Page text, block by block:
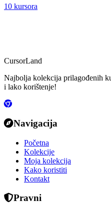
10 kursora
CursorLand
Najbolja kolekcija prilagođenih
i lako korištenje!
Navigacija
Početna
Kolekcije
Moja kolekcija
Kako koristiti
Kontakt
Pravni